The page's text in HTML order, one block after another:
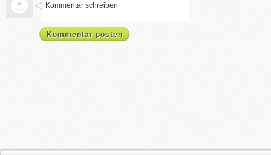
Kommentar schreiben
Kommentar posten